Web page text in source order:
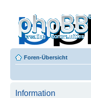
Foren-Übersicht
Information